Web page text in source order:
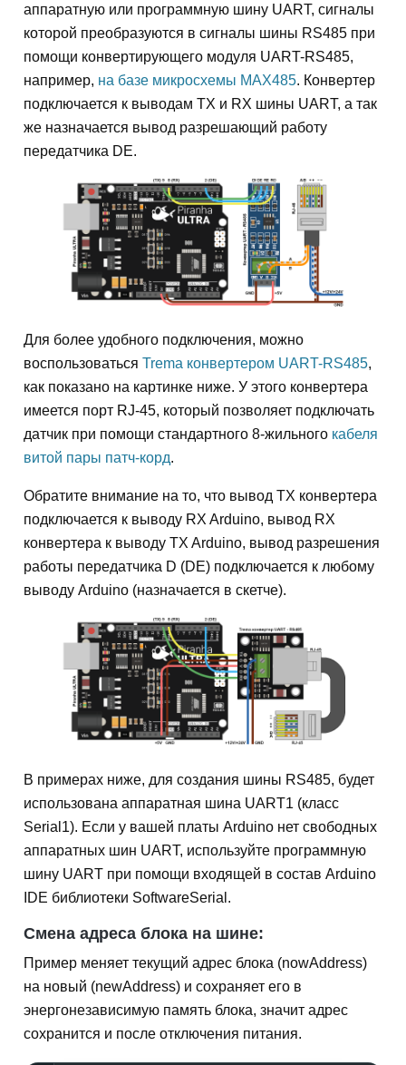
аппаратную или программную шину UART, сигналы
которой преобразуются в сигналы шины RS485 при
помощи конвертирующего модуля UART-RS485,
например, на базе микросхемы MAX485. Конвертер
подключается к выводам TX и RX шины UART, а так
же назначается вывод разрешающий работу
передатчика DE.
Для более удобного подключения, можно
воспользоваться Trema конвертером UART-RS485,
как показано на картинке ниже. У этого конвертера
имеется порт RJ-45, который позволяет подключать
датчик при помощи стандартного 8-жильного кабеля
витой пары патч-корд.
Обратите внимание на то, что вывод TX конвертера
подключается к выводу RX Arduino, вывод RX
конвертера к выводу TX Arduino, вывод разрешения
работы передатчика D (DE) подключается к любому
выводу Arduino (назначается в скетче).
В примерах ниже, для создания шины RS485, будет
использована аппаратная шина UART1 (класс
Serial1). Если у вашей платы Arduino нет свободных
аппаратных шин UART, используйте программную
шину UART при помощи входящей в состав Arduino
IDE библиотеки SoftwareSerial.
Смена адреса блока на шине:
Пример меняет текущий адрес блока (nowAddress)
на новый (newAddress) и сохраняет его в
энергонезависимую память блока, значит адрес
сохранится и после отключения питания.